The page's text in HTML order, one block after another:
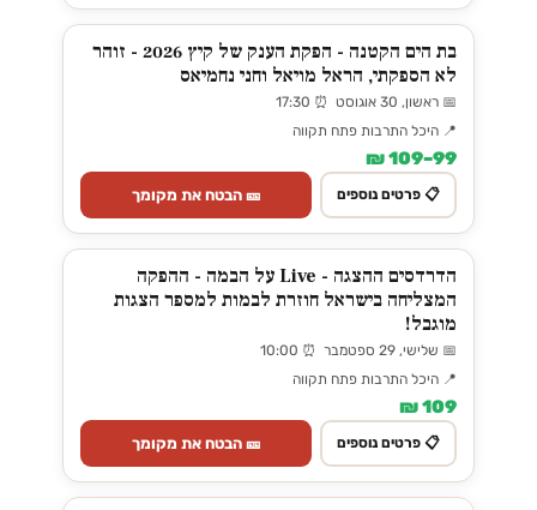
בת הים הקטנה - הפקת הענק של קיץ 2026 - זוהר
לא הספקתי, הראל מויאל וחני נחמיאס
📅 ראשון, 30 אוגוסט ⏰ 17:30
📍 היכל התרבות פתח תקווה
99–109 ₪
📋 פרטים נוספים 🎫 הבטח את מקומך
הדרדסים ההצגה - Live על הבמה - ההפקה
המצליחה בישראל חוזרת לבמות למספר הצגות
מוגבל!
📅 שלישי, 29 ספטמבר ⏰ 10:00
📍 היכל התרבות פתח תקווה
109 ₪
📋 פרטים נוספים 🎫 הבטח את מקומך